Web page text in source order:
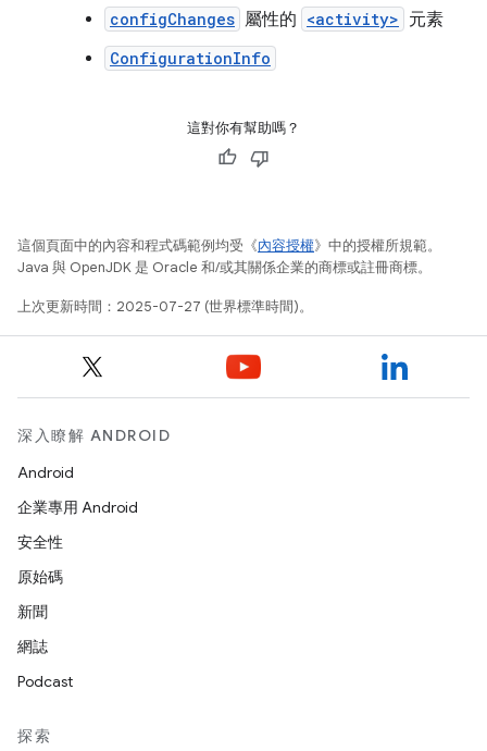
configChanges 屬性的 <activity> 元素
ConfigurationInfo
這對你有幫助嗎？
這個頁面中的內容和程式碼範例均受《內容授權》中的授權所規範。
Java 與 OpenJDK 是 Oracle 和/或其關係企業的商標或註冊商標。
上次更新時間：2025-07-27 (世界標準時間)。
深入瞭解 ANDROID
Android
企業專用 Android
安全性
原始碼
新聞
網誌
Podcast
探索